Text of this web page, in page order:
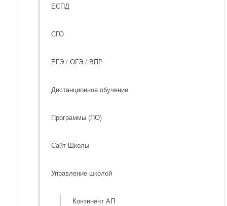
ЕСПД
СГО
ЕГЭ / ОГЭ / ВПР
Дистанционное обучение
Программы (ПО)
Сайт Школы
Управление школой
Континент АП